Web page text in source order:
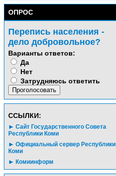
ОПРОС
Перепись населения -
дело добровольное?
Варианты ответов:
Да
Нет
Затрудняюсь ответить
CСЫЛКИ:
Сайт Государственного Совета
Республики Коми
Официальный сервер Республики
Коми
Комиинформ